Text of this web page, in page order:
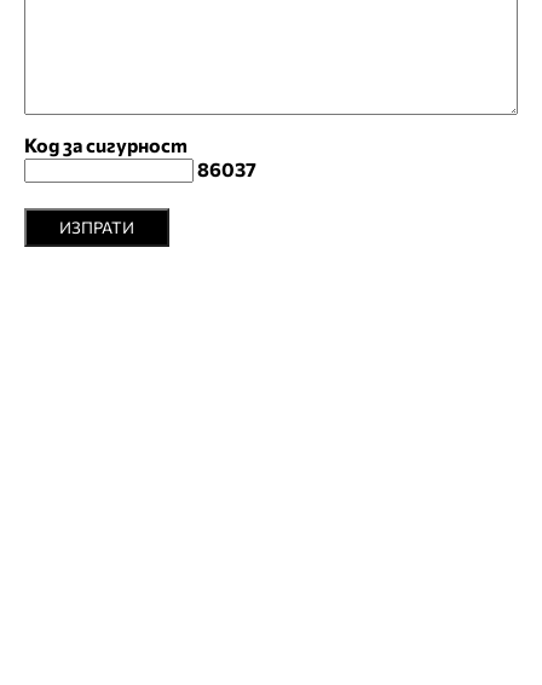
Код за сигурност
86037
ИЗПРАТИ